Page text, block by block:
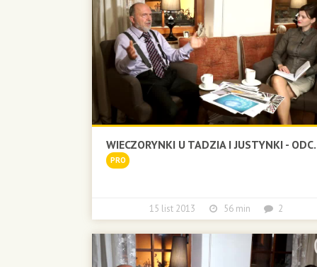
WIECZORYNKI U TADZIA I JUSTYNKI -
PRO
15 list 2013 56 min 2